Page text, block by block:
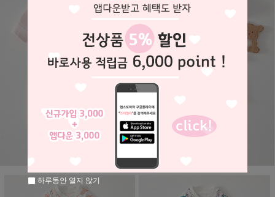
하루동안 열지 않기